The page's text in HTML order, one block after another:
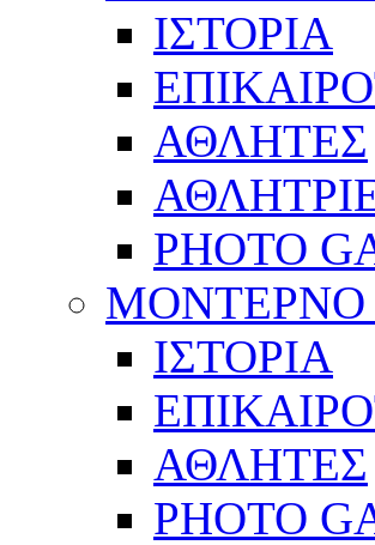
ΙΣΤΟΡΙΑ
ΑΘΛΗΤΕΣ
PHOTO
ΜΟΝΤΕΡΝΟ
ΙΣΤΟΡΙΑ
ΑΘΛΗΤΕΣ
PHOTO